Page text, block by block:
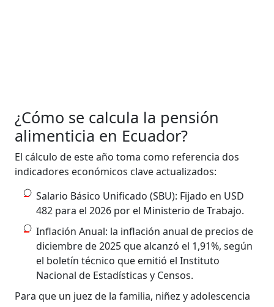
¿Cómo se calcula la pensión
alimenticia en Ecuador?
El cálculo de este año toma como referencia dos
indicadores económicos clave actualizados:
Salario Básico Unificado (SBU): Fijado en USD
482 para el 2026 por el Ministerio de Trabajo.
Inflación Anual: la inflación anual de precios de
diciembre de 2025 que alcanzó el 1,91%, según
el boletín técnico que emitió el Instituto
Nacional de Estadísticas y Censos.
Para que un juez de la familia, niñez y adolescencia